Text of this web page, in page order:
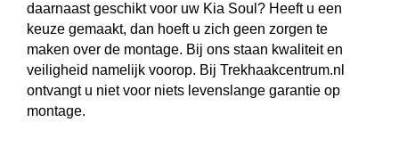
daarnaast geschikt voor uw Kia Soul? Heeft u een
keuze gemaakt, dan hoeft u zich geen zorgen te
maken over de montage. Bij ons staan kwaliteit en
veiligheid namelijk voorop. Bij Trekhaakcentrum.nl
ontvangt u niet voor niets levenslange garantie op
montage.